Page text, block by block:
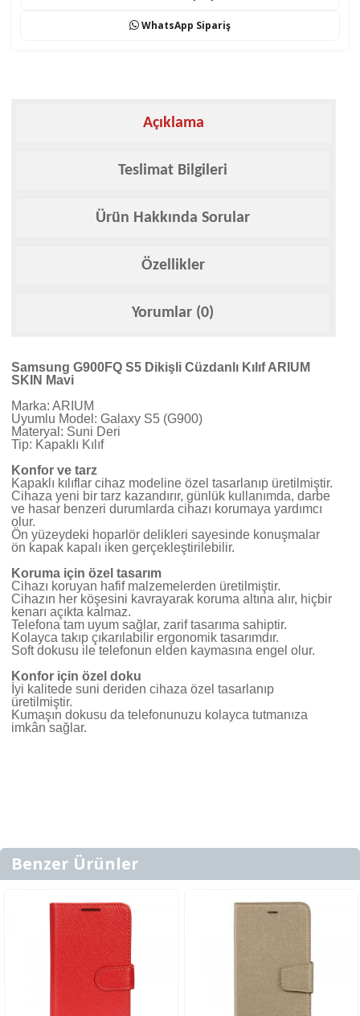
WhatsApp Sipariş
Açıklama
Teslimat Bilgileri
Ürün Hakkında Sorular
Özellikler
Yorumlar (0)
Samsung G900FQ S5 Dikişli Cüzdanlı Kılıf ARIUM
SKIN Mavi
Marka: ARIUM
Uyumlu Model: Galaxy S5 (G900)
Materyal: Suni Deri
Tip: Kapaklı Kılıf
Konfor ve tarz
Kapaklı kılıflar cihaz modeline özel tasarlanıp üretilmiştir.
Cihaza yeni bir tarz kazandırır, günlük kullanımda, darbe
ve hasar benzeri durumlarda cihazı korumaya yardımcı
olur.
Ön yüzeydeki hoparlör delikleri sayesinde konuşmalar
ön kapak kapalı iken gerçekleştirilebilir.
Koruma için özel tasarım
Cihazı koruyan hafif malzemelerden üretilmiştir.
Cihazın her köşesini kavrayarak koruma altına alır, hiçbir
kenarı açıkta kalmaz.
Telefona tam uyum sağlar, zarif tasarıma sahiptir.
Kolayca takıp çıkarılabilir ergonomik tasarımdır.
Soft dokusu ile telefonun elden kaymasına engel olur.
Konfor için özel doku
İyi kalitede suni deriden cihaza özel tasarlanıp
üretilmiştir.
Kumaşın dokusu da telefonunuzu kolayca tutmanıza
imkân sağlar.
Benzer Ürünler